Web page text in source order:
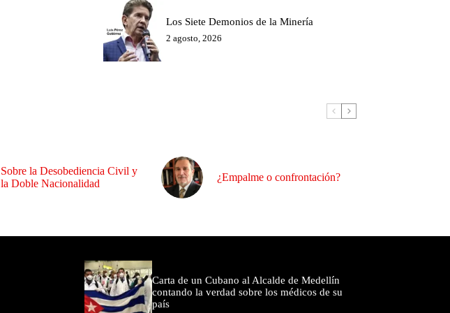
Los Siete Demonios de la Minería
2 agosto, 2026
Sobre la Desobediencia Civil y
la Doble Nacionalidad
¿Empalme o confrontación?
Carta de un Cubano al Alcalde de Medellín
contando la verdad sobre los médicos de su
país